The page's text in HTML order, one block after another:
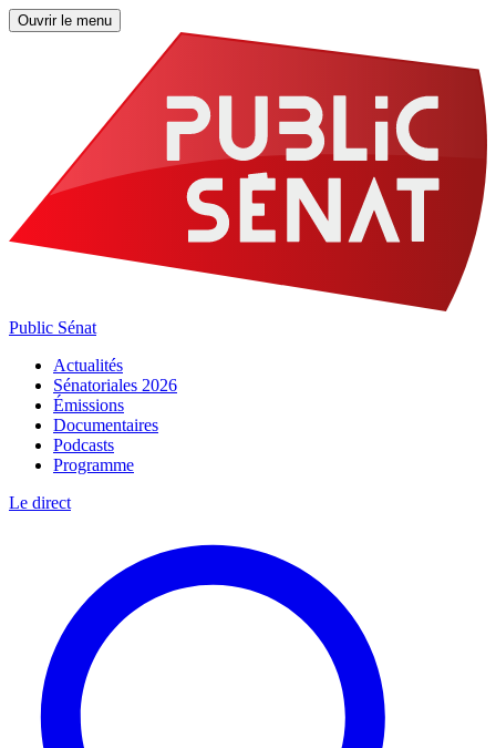
Ouvrir le menu
Public Sénat
Actualités
Sénatoriales 2026
Émissions
Documentaires
Podcasts
Programme
Le direct